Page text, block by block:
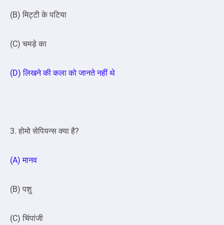
(B) मिट्टी के पटिया
(C) चमड़े का
(D) लिखने की कला को जानते नहीं थे
3. होमो सेपियन्स क्या है?
(A) मानव
(B) पशु
(C) चिंपांजी